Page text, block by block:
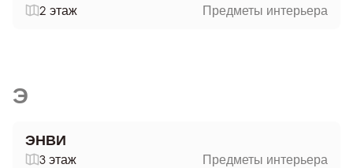
2 этаж Предметы интерьера
Э
ЭНВИ
3 этаж Предметы интерьера